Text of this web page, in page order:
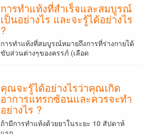
การทำแท้งที่สำเร็จและสมบูรณ์
เป็นอย่างไร และจะรู้ได้อย่างไร
?
การทำแท้งที่สมบูรณ์หมายถึงการที่ร่างกายได้
ขับส่วนต่างๆของครรภ์ (เลือด
คุณจะรู้ได้อย่างไรว่าคุณเกิด
อาการแทรกซ้อนและควรจะทำ
อย่างไร ?
ถ้ามีการทำแท้งด้วยยาในระยะ 10 สัปดาห์